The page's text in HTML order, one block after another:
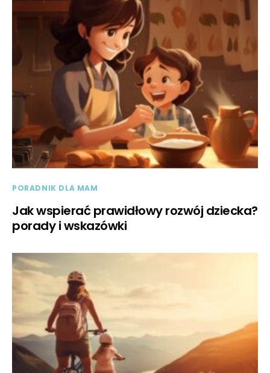
PORADNIK DLA MAM
Jak wspierać prawidłowy rozwój dziecka?
porady i wskazówki